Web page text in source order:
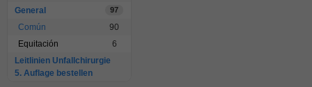
General 97
Común
90
Equitación
6
Leitlinien Unfallchirurgie
5. Auflage bestellen